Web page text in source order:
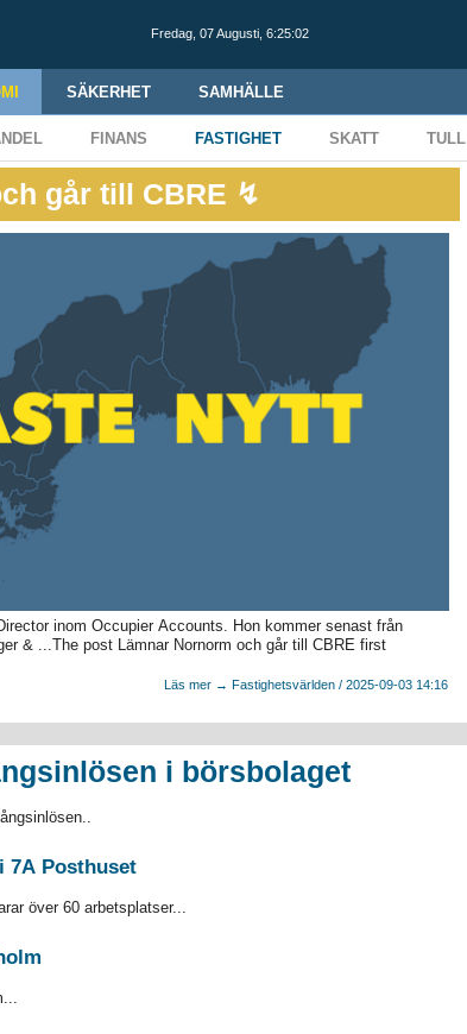
Fredag, 07 Augusti, 6:25:03
SÄKERHET SAMHÄLLE
FINANS FASTIGHET SKATT TULL
går till CBRE ↯
inom Occupier Accounts. Hon kommer senast från
& ...The post Lämnar Nornorm och går till CBRE first
Läs mer → Fastighetsvärlden / 2025-09-03 14:16
i börsbolaget
7A Posthuset
över 60 arbetsplatser...